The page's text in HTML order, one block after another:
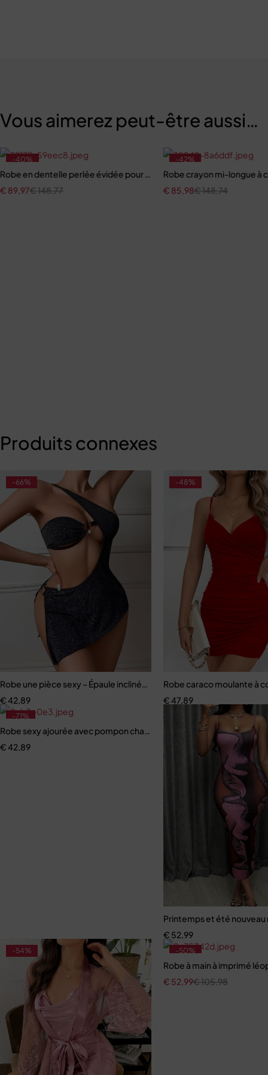
Vous aimerez peut-être aussi…
-40%
Robe en dentelle perlée évidée pour femmes
€148,77
€ 89,97
-42%
Robe crayon mi-longue à
€148,74
€ 85,98
Produits connexes
-66%
Robe une pièce sexy – Épaule inclinée, design creux, boucle en
€42,89
-48%
Robe caraco moulante à
€47,89
-71%
Robe sexy ajourée avec pompon chaîne suspendue
€42,89
Printemps et été
€ 52,99
-54% -50%
Robe à main à imprimé
€105,98
€ 52,99